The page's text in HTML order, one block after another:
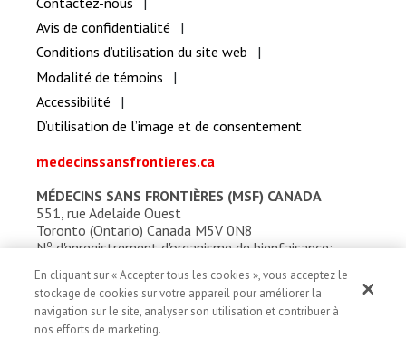
Avis de confidentialité
Conditions d’utilisation du site web
Modalité de témoins
Accessibilité
D’utilisation de l’image et de consentement
medecinssansfrontieres.ca
MÉDECINS SANS FRONTIÈRES (MSF) CANADA
551, rue Adelaide Ouest
Toronto (Ontario) Canada M5V 0N8
Nod'enregistrement d'organisme de bienfaisance:
En cliquant sur « Accepter tous les cookies », vous acceptez le
stockage de cookies sur votre appareil pour améliorer la
navigation sur le site, analyser son utilisation et contribuer à
nos efforts de marketing.